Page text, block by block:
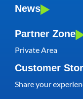
News
Partner Zone
Private Area
Customer
Share your